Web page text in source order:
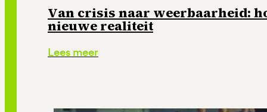
Van crisis naar weerbaarheid:
nieuwe realiteit
Lees meer